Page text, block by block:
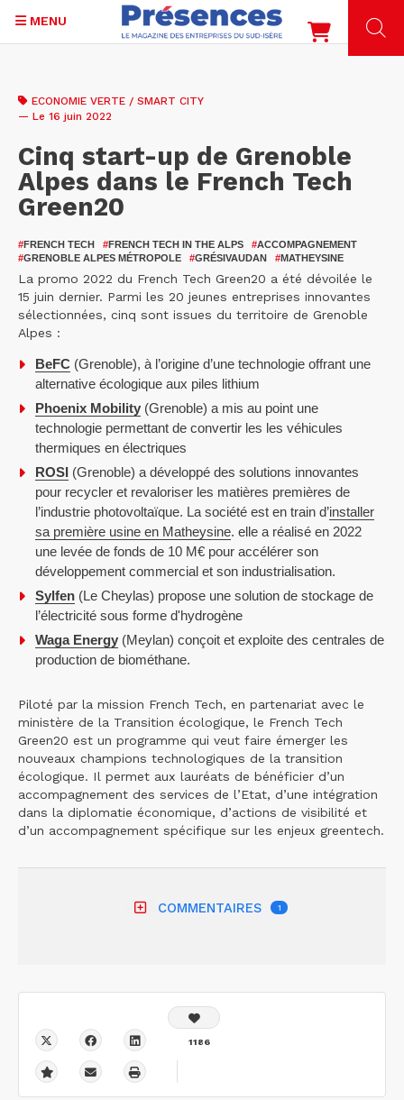
contenu
MENU
ECONOMIE VERTE / SMART CITY
— Le 16 juin 2022
Cinq start-up de Grenoble
Alpes dans le French Tech
Green20
#FRENCH TECH #FRENCH TECH IN THE ALPS #ACCOMPAGNEMENT
#GRENOBLE ALPES MÉTROPOLE #GRÉSIVAUDAN #MATHEYSINE
La promo 2022 du French Tech Green20 a été dévoilée le
15 juin dernier. Parmi les 20 jeunes entreprises innovantes
sélectionnées, cinq sont issues du territoire de Grenoble
Alpes :
BeFC (Grenoble), à l’origine d’une technologie offrant une
alternative écologique aux piles lithium
Phoenix Mobility (Grenoble) a mis au point une
technologie permettant de convertir les les véhicules
thermiques en électriques
ROSI (Grenoble) a développé des solutions innovantes
pour recycler et revaloriser les matières premières de
l’industrie photovoltaïque. La société est en train d’installer
sa première usine en Matheysine. elle a réalisé en 2022
une levée de fonds de 10 M€ pour accélérer son
développement commercial et son industrialisation.
Sylfen (Le Cheylas) propose une solution de stockage de
l’électricité sous forme d'hydrogène
Waga Energy (Meylan) conçoit et exploite des centrales de
production de biométhane.
Piloté par la mission French Tech, en partenariat avec le
ministère de la Transition écologique, le French Tech
Green20 est un programme qui veut faire émerger les
nouveaux champions technologiques de la transition
écologique. Il permet aux lauréats de bénéficier d’un
accompagnement des services de l’Etat, d’une intégration
dans la diplomatie économique, d’actions de visibilité et
d’un accompagnement spécifique sur les enjeux greentech.
COMMENTAIRES 1
1186